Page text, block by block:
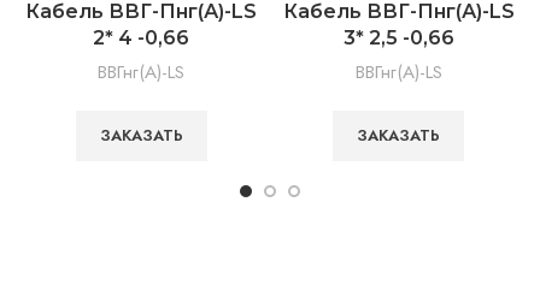
Кабель ВВГ-Пнг(А)-LS
2* 4 -0,66
ВВГнг(А)-LS
ЗАКАЗАТЬ
Кабель ВВГ-Пнг(А)-LS
3* 2,5 -0,66
ВВГнг(А)-LS
ЗАКАЗАТЬ